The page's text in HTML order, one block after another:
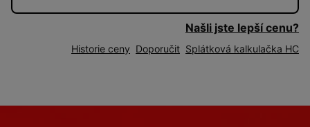
Našli jste lepší cenu?
Historie ceny Doporučit Splátková kalkulačka HC